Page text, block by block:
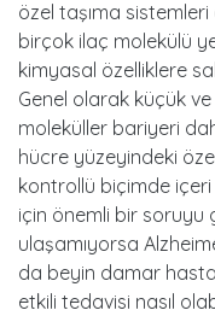
özel taşıma sistemleri
birçok ilaç molekülü
kimyasal özelliklere
Genel olarak küçük
moleküller bariyeri
hücre yüzeyindeki özel
kontrollü biçimde içeri
için önemli bir soruyu
ulaşamıyorsa
da beyin damar
etkili tedavisi nasıl